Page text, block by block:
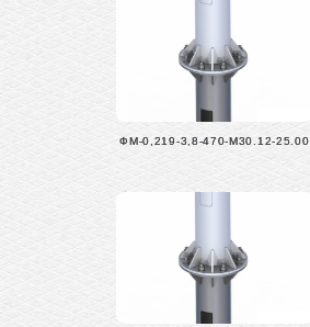
ФМ-0,219-3,8-470-М30.12-25.00